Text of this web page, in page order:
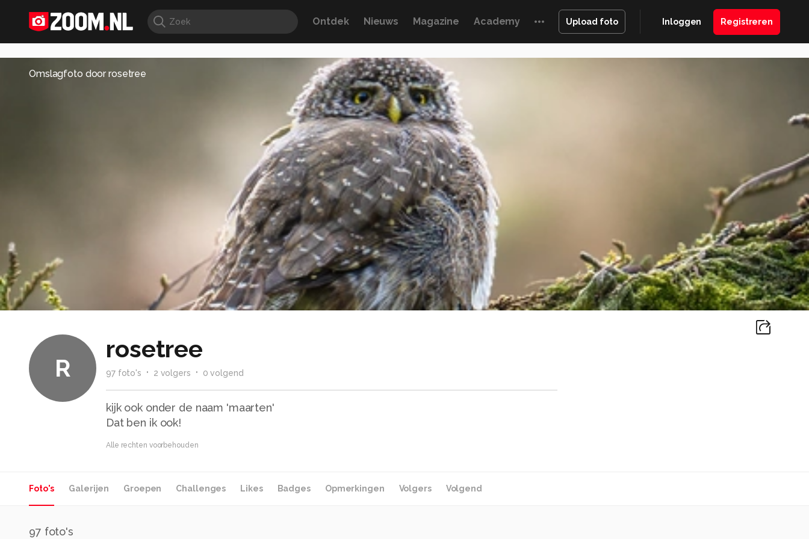
Ontdek Nieuws Magazine Academy Upload foto Inloggen Registreren
Omslagfoto doorrosetree
R
rosetree
97foto's 2 volgers 0 volgend
kijk ook onder de naam 'maarten'
Dat ben ik ook!
Alle rechten voorbehouden
Foto's Galerijen Groepen Challenges Likes Badges Opmerkingen Volgers Volgend
97 foto's